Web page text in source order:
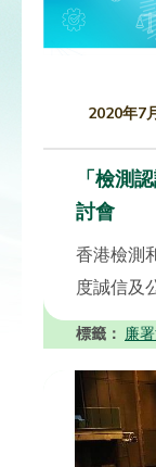
2020年7
「檢測
討會
香港檢測
度誠信及
標籤： 廉